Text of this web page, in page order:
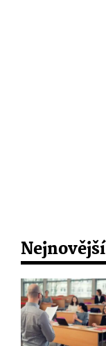
Nejnovější